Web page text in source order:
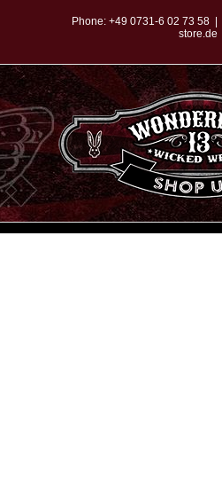
springen
Phone: +49 0731-6 02 73 58
store.de